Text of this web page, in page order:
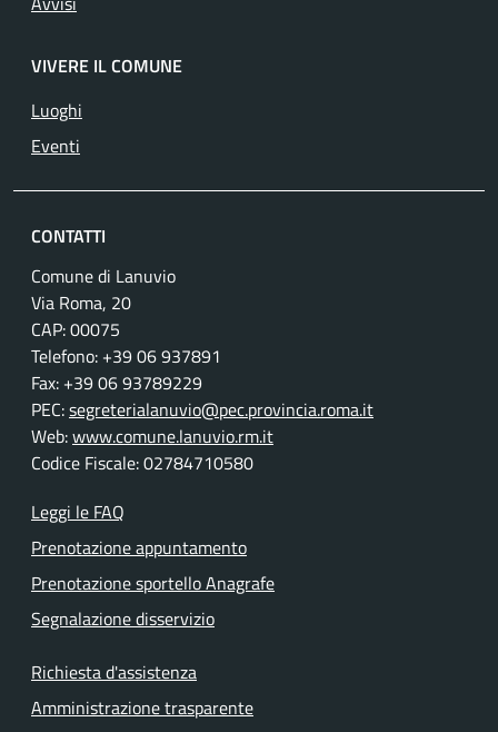
VIVERE IL COMUNE
Luoghi
Eventi
CONTATTI
Comune di Lanuvio
Via Roma, 20
CAP: 00075
Telefono: +39 06 937891
Fax: +39 06 93789229
PEC:segreterialanuvio@pec.provincia.roma.it
Web:www.comune.lanuvio.rm.it
Codice Fiscale: 02784710580
Leggi le FAQ
Prenotazione appuntamento
Prenotazione sportello Anagrafe
Segnalazione disservizio
Richiesta d'assistenza
Amministrazione trasparente